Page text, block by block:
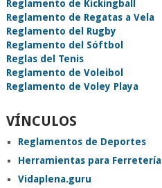
Reglamento de Kickingball
Reglamento de Regatas a Vela
Reglamento del Rugby
Reglamento del Sóftbol
Reglas del Tenis
Reglamento de Voleibol
Reglamento de Voley Playa
VÍNCULOS
Reglamentos de Deportes
Herramientas para Ferretería
Vidaplena.guru